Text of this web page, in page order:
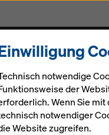
& Gerüst
notwendige
der
Wenn Sie
notwendiger
Website zugreifen.